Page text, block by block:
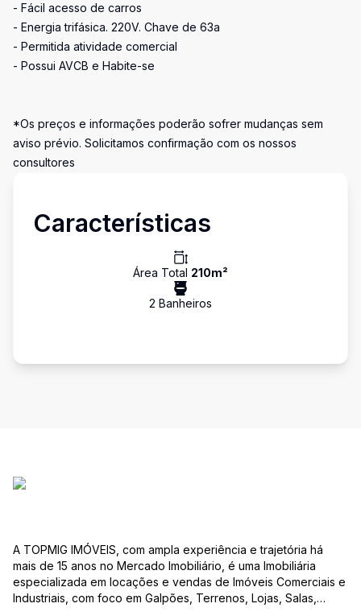
- Fácil acesso de carros
- Energia trifásica. 220V. Chave de 63a
- Permitida atividade comercial
- Possui AVCB e Habite-se
*Os preços e informações poderão sofrer mudanças sem
aviso prévio. Solicitamos confirmação com os nossos
consultores
Características
Área Total 210m²
2 Banheiros
A TOPMIG IMÓVEIS, com ampla experiência e trajetória há
mais de 15 anos no Mercado Imobiliário, é uma Imobiliária
especializada em locações e vendas de Imóveis Comerciais e
Industriais, com foco em Galpões, Terrenos, Lojas, Salas,